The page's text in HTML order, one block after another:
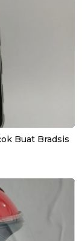
Buat Bradsis